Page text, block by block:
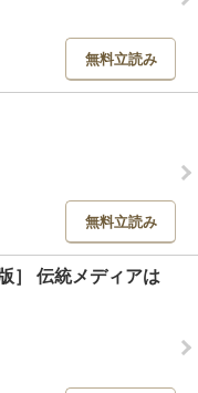
無料立読み
無料立読み
］ 伝統メディアは